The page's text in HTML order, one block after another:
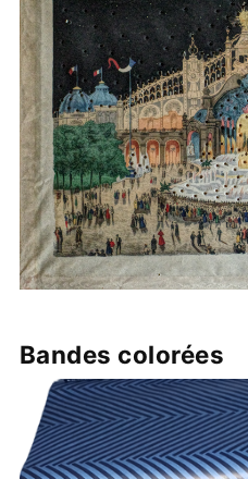
Bandes colorées